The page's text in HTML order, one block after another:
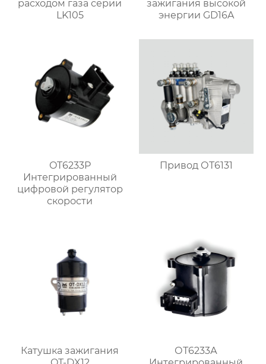
расходом газа серии
LK105
зажигания высокой
энергии GD16A
OT6233P
Интегрированный
цифровой регулятор
скорости
Привод ОТ6131
Катушка зажигания
ОТ6233А